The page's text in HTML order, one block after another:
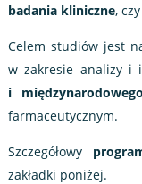
badania kliniczne, czy
Celem studiów jest
w zakresie analizy i
i międzynarodowego
farmaceutycznym.
Szczegółowy
zakładki poniżej.